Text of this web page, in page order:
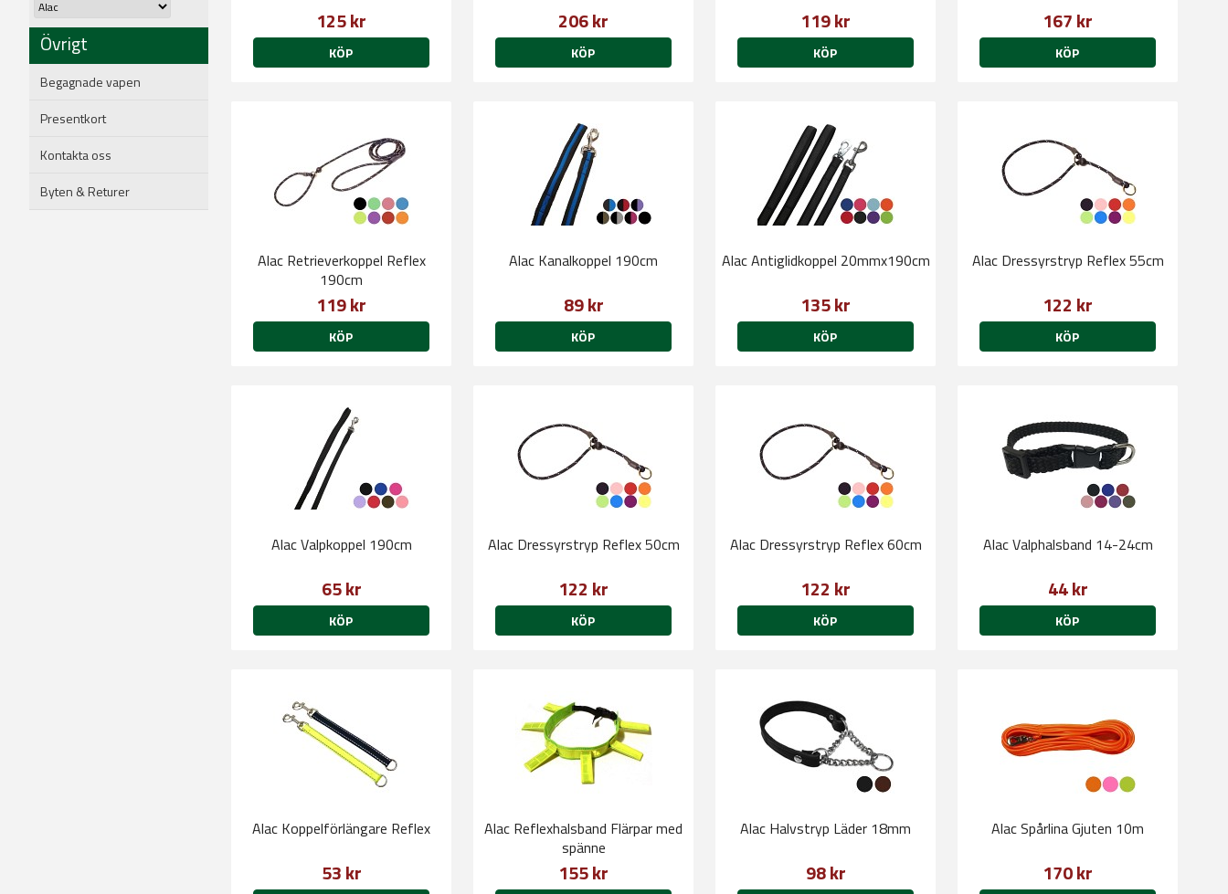
Övrigt
Begagnade vapen
Presentkort
Kontakta oss
Byten & Returer
125 kr
KÖP
206 kr
KÖP
119 kr
KÖP
167 kr
KÖP
Alac Retrieverkoppel Reflex
190cm
119 kr
KÖP
Alac Kanalkoppel 190cm
89 kr
KÖP
Alac Antiglidkoppel 20mmx190cm
135 kr
KÖP
Alac Dressyrstryp Reflex 55cm
122 kr
KÖP
Alac Valpkoppel 190cm
65 kr
KÖP
Alac Dressyrstryp Reflex 50cm
122 kr
KÖP
Alac Dressyrstryp Reflex 60cm
122 kr
KÖP
Alac Valphalsband 14-24cm
44 kr
KÖP
Alac Koppelförlängare Reflex
53 kr
Alac Reflexhalsband Flärpar med
spänne
155 kr
Alac Halvstryp Läder 18mm
98 kr
Alac Spårlina Gjuten 10m
170 kr